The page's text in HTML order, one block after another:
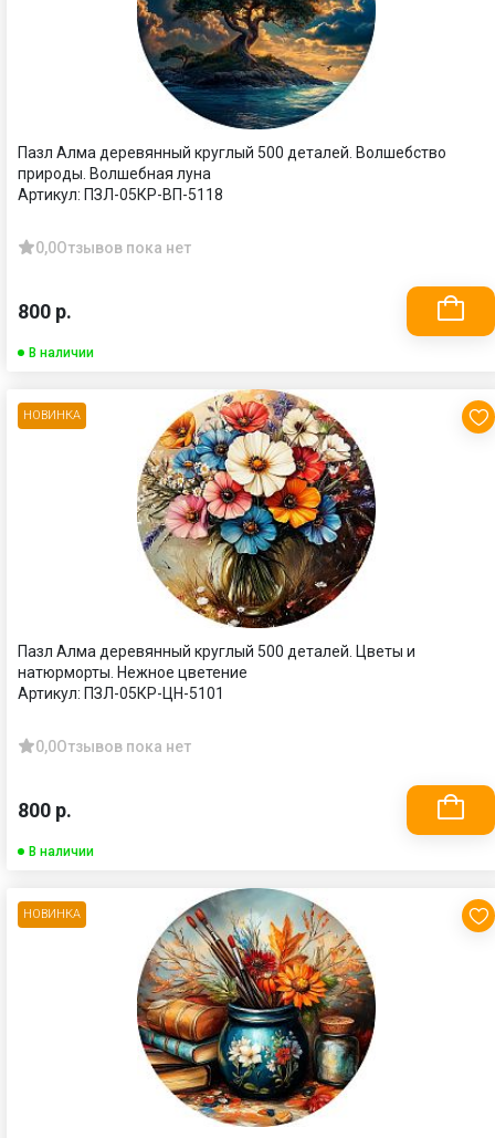
Пазл Алма деревянный круглый 500 деталей. Волшебство
природы. Волшебная луна
Артикул: ПЗЛ-05КР-ВП-5118
0,0Отзывов пока нет
800 р.
В наличии
НОВИНКА
Пазл Алма деревянный круглый 500 деталей. Цветы и
натюрморты. Нежное цветение
Артикул: ПЗЛ-05КР-ЦН-5101
0,0Отзывов пока нет
800 р.
В наличии
НОВИНКА